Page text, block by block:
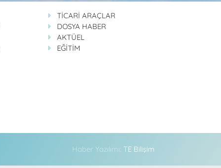
TİCARİ ARAÇLAR
DOSYA HABER
AKTÜEL
EĞİTİM
Haber Yazılımı: TE Bilişim